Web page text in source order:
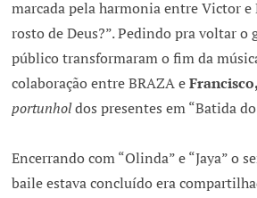
marcada pela harmonia entre Victor e
rosto de Deus?”. Pedindo pra voltar o
público transformaram o fim da
colaboração entre BRAZA e
portunholdos presentes em “Batida
Encerrando com “Olinda” e “Jaya” o
baile estava concluído era